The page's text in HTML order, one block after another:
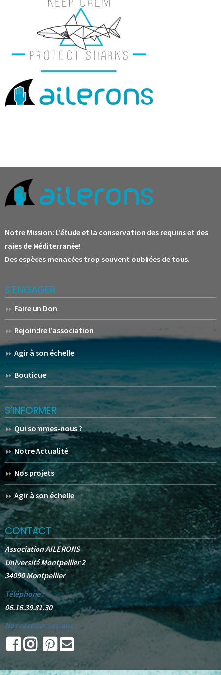
Notre Mission: L’étude et la conservation des requins et des
raies de Méditerranée!
Des espèces menacées trop souvent oubliées de tous.
S’ENGAGER
Faire un Don
Rejoindre l’association
Agir à son échelle
Boutique
S’INFORMER
Qui sommes-nous ?
Notre Actualité
Nos projets
Agir à son échelle
CONTACT
Association AILERONS
Université Montpellier 2
34090 Montpellier
Téléphone :
06.16.39.81.30
Nos réseaux sociaux :